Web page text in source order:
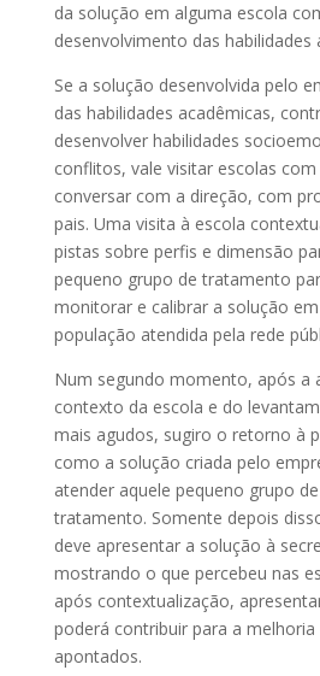
da solução em alguma escola
desenvolvimento das habilidades
Se a solução desenvolvida pelo
das habilidades acadêmicas,
desenvolver habilidades
conflitos, vale visitar escolas
conversar com a direção, com
pais. Uma visita à escola
pistas sobre perfis e dimensão
pequeno grupo de tratamento
monitorar e calibrar a solução
população atendida pela rede
Num segundo momento, após a
contexto da escola e do
mais agudos, sugiro o retorno à
como a solução criada pelo
atender aquele pequeno grupo de
tratamento. Somente depois
deve apresentar a solução à
mostrando o que percebeu nas
após contextualização,
poderá contribuir para a
apontados.